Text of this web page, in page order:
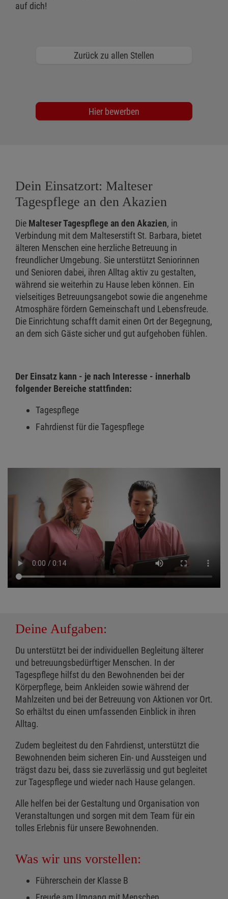
auf dich!
Zurück zu allen Stellen
Hier bewerben
Dein Einsatzort: Malteser
Tagespflege an den Akazien
Die Malteser Tagespflege an den Akazien, in
Verbindung mit dem Malteserstift St. Barbara, bietet
älteren Menschen eine herzliche Betreuung in
freundlicher Umgebung. Sie unterstützt Seniorinnen
und Senioren dabei, ihren Alltag aktiv zu gestalten,
während sie weiterhin zu Hause leben können. Ein
vielseitiges Betreuungsangebot sowie die angenehme
Atmosphäre fördern Gemeinschaft und Lebensfreude.
Die Einrichtung schafft damit einen Ort der Begegnung,
an dem sich Gäste sicher und gut aufgehoben fühlen.
Der Einsatz kann - je nach Interesse - innerhalb
folgender Bereiche stattfinden:
Tagespflege
Fahrdienst für die Tagespflege
Deine Aufgaben:
Du unterstützt bei der individuellen Begleitung älterer
und betreuungsbedürftiger Menschen. In der
Tagespflege hilfst du den Bewohnenden bei der
Körperpflege, beim Ankleiden sowie während der
Mahlzeiten und bei der Betreuung von Aktionen vor Ort.
So erhältst du einen umfassenden Einblick in ihren
Alltag.
Zudem begleitest du den Fahrdienst, unterstützt die
Bewohnenden beim sicheren Ein- und Aussteigen und
trägst dazu bei, dass sie zuverlässig und gut begleitet
zur Tagespflege und wieder nach Hause gelangen.
Alle helfen bei der Gestaltung und Organisation von
Veranstaltungen und sorgen mit dem Team für ein
tolles Erlebnis für unsere Bewohnenden.
Was wir uns vorstellen:
Führerschein der Klasse B